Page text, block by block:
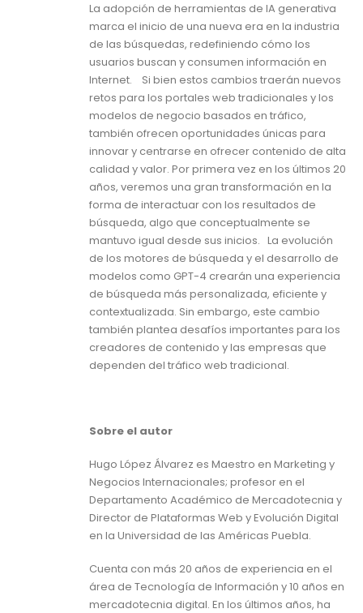
La adopción de herramientas de IA generativa
marca el inicio de una nueva era en la industria
de las búsquedas, redefiniendo cómo los
usuarios buscan y consumen información en
Internet. Si bien estos cambios traerán nuevos
retos para los portales web tradicionales y los
modelos de negocio basados en tráfico,
también ofrecen oportunidades únicas para
innovar y centrarse en ofrecer contenido de alta
calidad y valor. Por primera vez en los últimos 20
años, veremos una gran transformación en la
forma de interactuar con los resultados de
búsqueda, algo que conceptualmente se
mantuvo igual desde sus inicios. La evolución
de los motores de búsqueda y el desarrollo de
modelos como GPT-4 crearán una experiencia
de búsqueda más personalizada, eficiente y
contextualizada. Sin embargo, este cambio
también plantea desafíos importantes para los
creadores de contenido y las empresas que
dependen del tráfico web tradicional.
Sobre el autor
Hugo López Álvarez es Maestro en Marketing y
Negocios Internacionales; profesor en el
Departamento Académico de Mercadotecnia y
Director de Plataformas Web y Evolución Digital
en la Universidad de las Américas Puebla.
Cuenta con más 20 años de experiencia en el
área de Tecnología de Información y 10 años en
mercadotecnia digital. En los últimos años, ha